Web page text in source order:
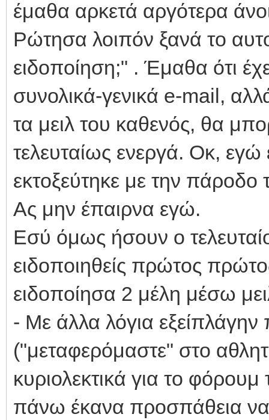
έμαθα αρκετά αργότερα
Ρώτησα λοιπόν ξανά το
ειδοποίηση;" . Έμαθα ότι
συνολικά-γενικά e-mail,
τα μειλ του καθενός, θα
τελευταίως ενεργά. Οκ,
εκτοξεύτηκε με την πάροδο
Ας μην έπαιρνα εγώ.
Εσύ όμως ήσουν ο
ειδοποιηθείς πρώτος
ειδοποίησα 2 μέλη μέσω
- Με άλλα λόγια εξείπλάγην
("μεταφερόμαστε" στο
κυριολεκτικά για το
πάνω έκανα προσπάθεια